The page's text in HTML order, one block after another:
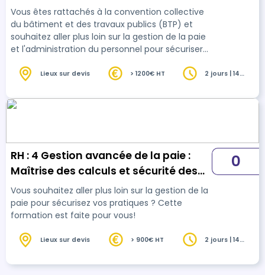
Niveau 2)
Vous êtes rattachés à la convention collective
du bâtiment et des travaux publics (BTP) et
souhaitez aller plus loin sur la gestion de la paie
et l'administration du personnel pour sécuriser
formation est faite pour vous!
Lieux sur devis > 1200€ HT
2 jours | 14
RH : 4 Gestion avancée de la paie :
Maîtrise des calculs et sécurité des
données (Paie Niveau 2)
Vous souhaitez aller plus loin sur la gestion de la
paie pour sécurisez vos pratiques ? Cette
formation est faite pour vous!
0
Lieux sur devis > 900€ HT
2 jours | 14